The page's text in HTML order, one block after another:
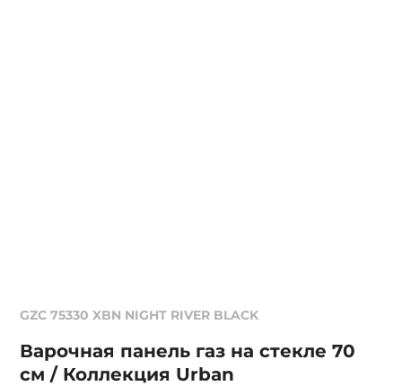
GZC 75330 XBN NIGHT RIVER BLACK
Варочная панель газ на стекле 70
см / Коллекция Urban